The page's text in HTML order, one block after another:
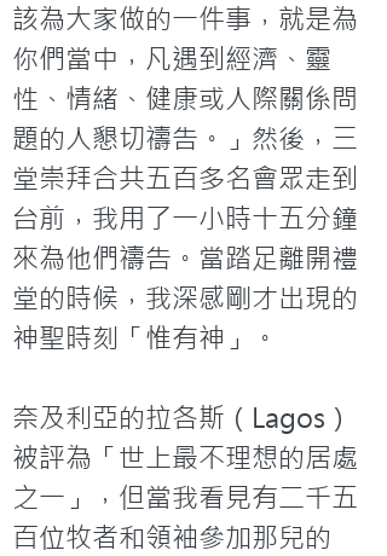
該為大家做的一件事，就是為
你們當中，凡遇到經濟、靈
性、情緒、健康或人際關係問
題的人懇切禱告。」然後，三
堂崇拜合共五百多名會眾走到
台前，我用了一小時十五分鐘
來為他們禱告。當踏足離開禮
堂的時候，我深感剛才出現的
神聖時刻「惟有神」。
奈及利亞的拉各斯（Lagos）
被評為「世上最不理想的居處
之一」，但當我看見有二千五
百位牧者和領袖參加那兒的